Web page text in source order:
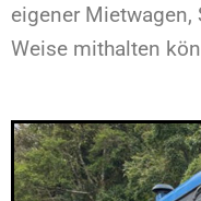
eigener Mietwagen,
Weise mithalten